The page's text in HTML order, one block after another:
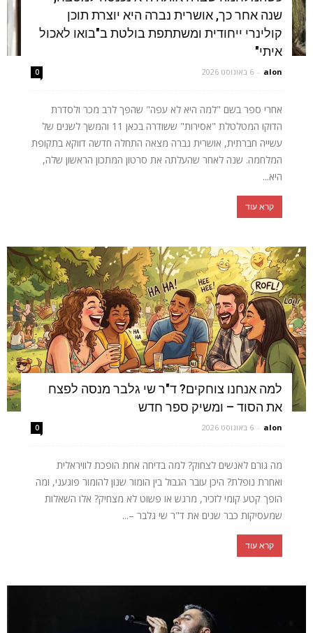
שנה אחר כך, אושרית נברה היא יוצרת תוכן
קולינרי ייחודית ומשתתפת בולטת ב"בואו לאכול
איתי"
alon
- 6 באוגוסט 2026 0
אחרי ספר בשם "למה היא לא עפה" שהפך לרב מכר ולסדרת
הדוקו המטלטלת "אסירות" ששודרה בכאן 11 והמשך לשנים של
עשייה חברתית, אושרית נברה מצאה התחלה חדשה דווקא בתקופת
המלחמה. שנה לאחר שהעלתה את סרטון המתכון הראשון שלה,
היא...
קרא עוד
למה אנחנו צוחקים? ד"ר שי גלבר מנסה לפצח
את הסוד – ומשיק ספר חדש
alon
- 6 באוגוסט 2026 0
מה גורם לאנשים לצחוק? למה בדיחה אחת הופכת לוויראלית
ואחרת נופלת? היכן עובר הגבול בין הומור שנון להומור פוגעני, ומה
הופך קטע קומי לזכיר, מרגש או פשוט לא מצחיק? אלו השאלות
שמעסיקות כבר שנים את ד"ר שי גלבר –...
קרא עוד